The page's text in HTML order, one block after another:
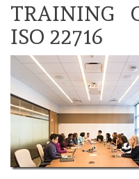
TRAINING
ISO 22716